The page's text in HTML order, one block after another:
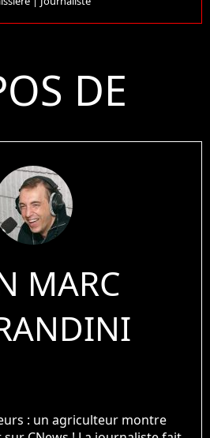
DE
MARC
: un agriculteur montre